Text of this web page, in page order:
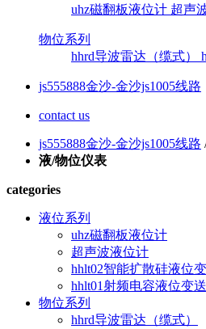
uhz磁翻板液位计 超声
物位系列
hhrd导波雷达（缆式）
js555888金沙-金沙js1005线路
contact us
js555888金沙-金沙js1005线路
液/物位仪表
categories
液位系列
uhz磁翻板液位计
超声波液位计
hhlt02智能扩散硅液位
hhlt01射频电容液位变
物位系列
hhrd导波雷达（缆式）